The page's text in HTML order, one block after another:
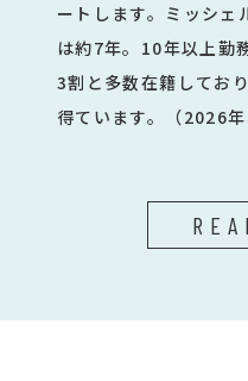
ートします。ミッシェ
は約7年。10年以上勤
3割と多数在籍してお
得ています。（2026年